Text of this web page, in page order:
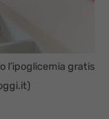
l’ipoglicemia gratis